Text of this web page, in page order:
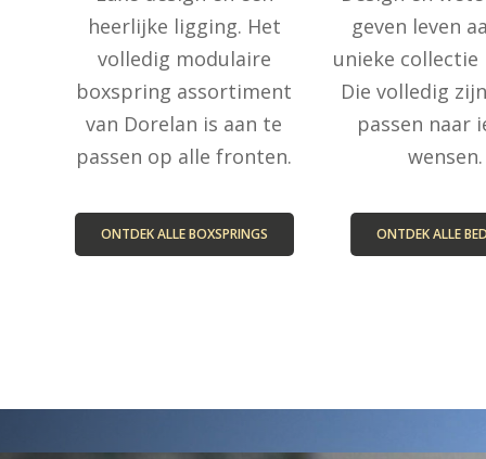
heerlijke ligging. Het
volledig modulaire
boxspring assortiment
van Dorelan is aan te
passen op alle fronten.
ONTDEK ALLE BOXSPRINGS
geven leven
unieke collectie
Die volledig
passen naar
wensen.
ONTDEK ALLE